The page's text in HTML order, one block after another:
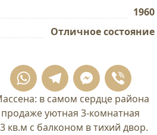
1960
Отличное состояние
WhatsApp
Telegram
в самом сердце района
уютная 3-комнатная
кв.м с балконом в тихий двор.